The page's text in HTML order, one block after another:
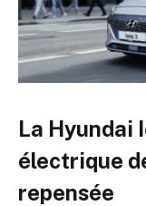
La Hyundai
électrique
repensée